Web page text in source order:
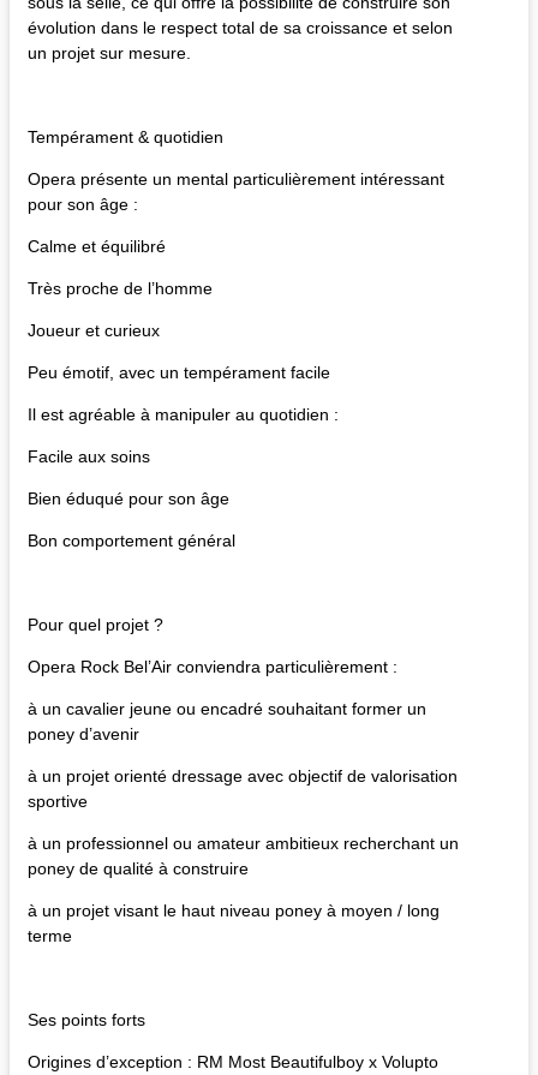
évolution dans le respect total de sa croissance et selon
un projet sur mesure.
Tempérament & quotidien​
Opera présente un mental particulièrement intéressant
pour son âge :
Calme et équilibré
Très proche de l’homme
Joueur et curieux
Peu émotif, avec un tempérament facile
Il est agréable à manipuler au quotidien :
Facile aux soins
Bien éduqué pour son âge
Bon comportement général
Pour quel projet ?​
Opera Rock Bel’Air conviendra particulièrement :
à un cavalier jeune ou encadré souhaitant former un
poney d’avenir
à un projet orienté dressage avec objectif de valorisation
sportive
à un professionnel ou amateur ambitieux recherchant un
poney de qualité à construire
à un projet visant le haut niveau poney à moyen / long
terme
Ses points forts
Origines d’exception : RM Most Beautifulboy x Volupto